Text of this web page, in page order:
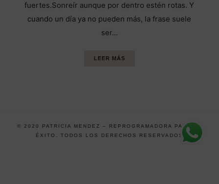
fuertes.Sonreír aunque por dentro estén rotas. Y
cuando un día ya no pueden más, la frase suele
ser…
LEER MÁS
© 2020 PATRICIA MENDEZ – REPROGRAMADORA PARA EL
ÉXITO. TODOS LOS DERECHOS RESERVADOS